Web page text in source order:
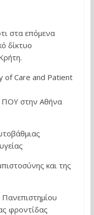
στα επόμενα
δίκτυο
of Care and Patient
ΠΟΥ στην Αθήνα
και της
Πανεπιστημίου
φροντίδας